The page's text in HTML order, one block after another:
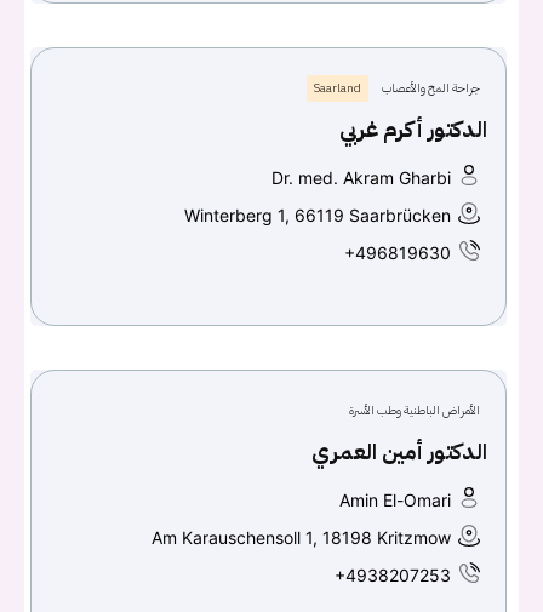
جراحة المخ والأعصاب Saarland
الدكتور أكرم غربي
Dr. med. Akram Gharbi
Winterberg 1, 66119 Saarbrücken
+496819630
الأمراض الباطنية وطب الأسرة
الدكتور أمين العمري
Amin El-Omari
Am Karauschensoll 1, 18198 Kritzmow
+4938207253